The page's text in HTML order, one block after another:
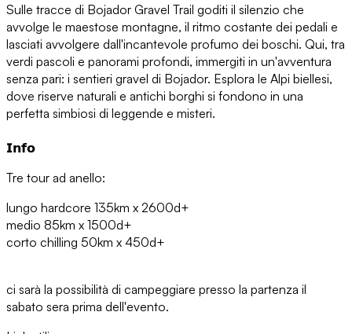
Sulle tracce di Bojador Gravel Trail goditi il silenzio che
avvolge le maestose montagne, il ritmo costante dei pedali e
lasciati avvolgere dall'incantevole profumo dei boschi. Qui, tra
verdi pascoli e panorami profondi, immergiti in un'avventura
senza pari: i sentieri gravel di Bojador. Esplora le Alpi biellesi,
dove riserve naturali e antichi borghi si fondono in una
perfetta simbiosi di leggende e misteri.
𝗜𝗻𝗳𝗼
Tre tour ad anello:
lungo hardcore 135km x 2600d+
medio 85km x 1500d+
corto chilling 50km x 450d+
ci sarà la possibilità di campeggiare presso la partenza il
sabato sera prima dell'evento.